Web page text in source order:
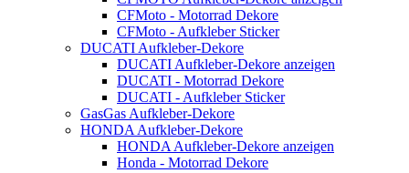
CFMoto - Motorrad Dekore
CFMoto - Aufkleber Sticker
DUCATI Aufkleber-Dekore
DUCATI Aufkleber-Dekore anzeigen
DUCATI - Motorrad Dekore
DUCATI - Aufkleber Sticker
GasGas Aufkleber-Dekore
HONDA Aufkleber-Dekore
HONDA Aufkleber-Dekore anzeigen
Honda - Motorrad Dekore